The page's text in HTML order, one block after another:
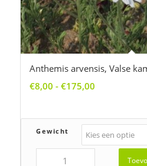
Anthemis arvensis, Valse
€8,00 - €175,00
€175,00
Gewicht